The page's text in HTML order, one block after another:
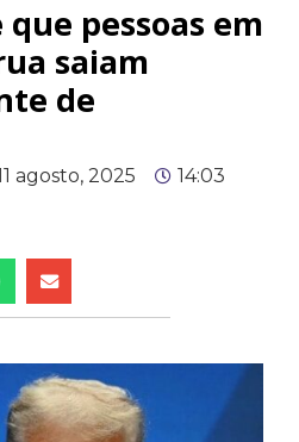
pessoas em
saiam
de
agosto, 2025 14:03